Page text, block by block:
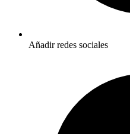
Añadir redes sociales